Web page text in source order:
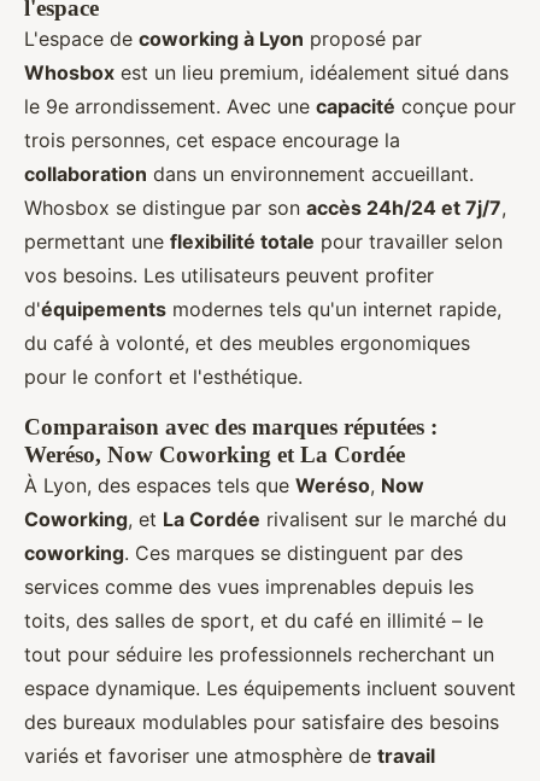
l'espace
L'espace de coworking à Lyon proposé par
Whosbox est un lieu premium, idéalement situé dans
le 9e arrondissement. Avec une capacité conçue pour
trois personnes, cet espace encourage la
collaboration dans un environnement accueillant.
Whosbox se distingue par son accès 24h/24 et 7j/7,
permettant une flexibilité totale pour travailler selon
vos besoins. Les utilisateurs peuvent profiter
d'équipements modernes tels qu'un internet rapide,
du café à volonté, et des meubles ergonomiques
pour le confort et l'esthétique.
Comparaison avec des marques réputées :
Weréso, Now Coworking et La Cordée
À Lyon, des espaces tels que Weréso, Now
Coworking, et La Cordée rivalisent sur le marché du
coworking. Ces marques se distinguent par des
services comme des vues imprenables depuis les
toits, des salles de sport, et du café en illimité – le
tout pour séduire les professionnels recherchant un
espace dynamique. Les équipements incluent souvent
des bureaux modulables pour satisfaire des besoins
variés et favoriser une atmosphère de travail